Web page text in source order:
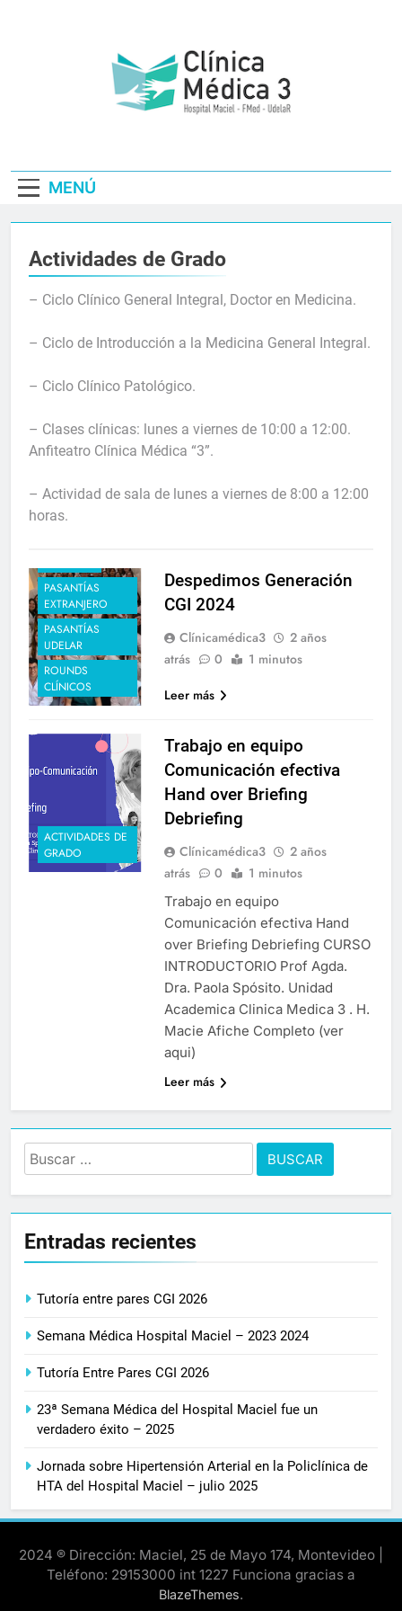
– Hospital
Maciel | Fmed
Udelar
MENÚ
Actividades de Grado
– Ciclo Clínico General Integral, Doctor en Medicina.
– Ciclo de Introducción a la Medicina General Integral.
– Ciclo Clínico Patológico.
– Clases clínicas: lunes a viernes de 10:00 a 12:00.
Anfiteatro Clínica Médica “3”.
– Actividad de sala de lunes a viernes de 8:00 a 12:00
horas.
ACTIVIDADES DE
PASANTÍAS
EXTRANJERO
PASANTÍAS
UDELAR
ROUNDS
CLÍNICOS
Despedimos Generación
CGI 2024
Clínicamédica3
2 años
atrás
0
1 minutos
Leer más
ACTIVIDADES DE
GRADO
Trabajo en equipo
Comunicación efectiva
Hand over Briefing
Debriefing
Clínicamédica3
2 años
atrás
0 1 minutos
Trabajo en equipo
Comunicación efectiva Hand
over Briefing Debriefing CURSO
INTRODUCTORIO Prof Agda.
Dra. Paola Spósito. Unidad
Academica Clinica Medica 3 . H.
Macie Afiche Completo (ver
aqui)
Leer más
Buscar:
Entradas recientes
Tutoría entre pares CGI 2026
Semana Médica Hospital Maciel – 2023 2024
Tutoría Entre Pares CGI 2026
23ª Semana Médica del Hospital Maciel fue un
verdadero éxito – 2025
Jornada sobre Hipertensión Arterial en la Policlínica de
HTA del Hospital Maciel – julio 2025
2024 ® Dirección: Maciel, 25 de Mayo 174, Montevideo |
Teléfono: 29153000 int 1227 Funciona gracias a
BlazeThemes.